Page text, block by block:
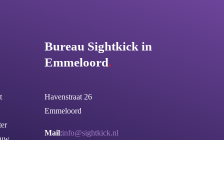
Bureau Sightkick in
Emmeloord.
Havenstraat 26
Emmeloord
Mail:info@sightkick.nl